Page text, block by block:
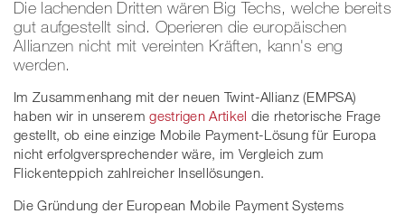
Die lachenden Dritten wären Big Techs, welche bereits
gut aufgestellt sind. Operieren die europäischen
Allianzen nicht mit vereinten Kräften, kann's eng
werden.
Im Zusammenhang mit der neuen Twint-Allianz (EMPSA)
haben wir in unseremgestrigen Artikel die rhetorische Frage
gestellt, ob eine einzige Mobile Payment-Lösung für Europa
nicht erfolgversprechender wäre, im Vergleich zum
Flickenteppich zahlreicher Insellösungen.
Die Gründung der European Mobile Payment Systems